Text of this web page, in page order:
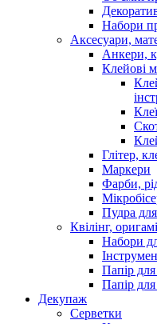
Набори
Аксесуари,
Анкери,
Клейові
Глітер,
Маркери
Фарби,
Пудра
Квілінг, оригамі
Набори
Папір
Папір для
Декупаж
Серветки